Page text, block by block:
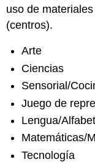
uso de
(centros).
Arte
Ciencias
Sensorial/
Juego de
Lengua/
Matemáticas/
Tecnología